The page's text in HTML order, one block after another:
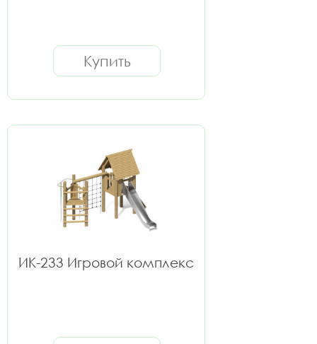
Купить
ИК-233 Игровой комплекс